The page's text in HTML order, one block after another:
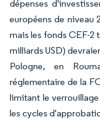
dépenses
européens de niveau
mais les fonds CEF-2
milliards USD)
Pologne, en
réglementaire de la
limitant le
les cycles